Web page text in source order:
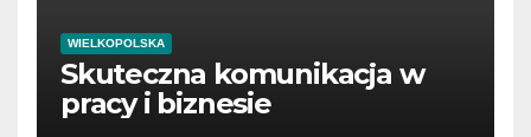
WIELKOPOLSKA
Skuteczna komunikacja w
pracy i biznesie